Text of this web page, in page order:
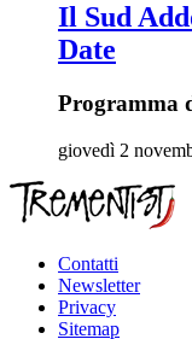
Il Sud
Date
Programma
giovedì 2
Contatti
Newsletter
Privacy
Sitemap